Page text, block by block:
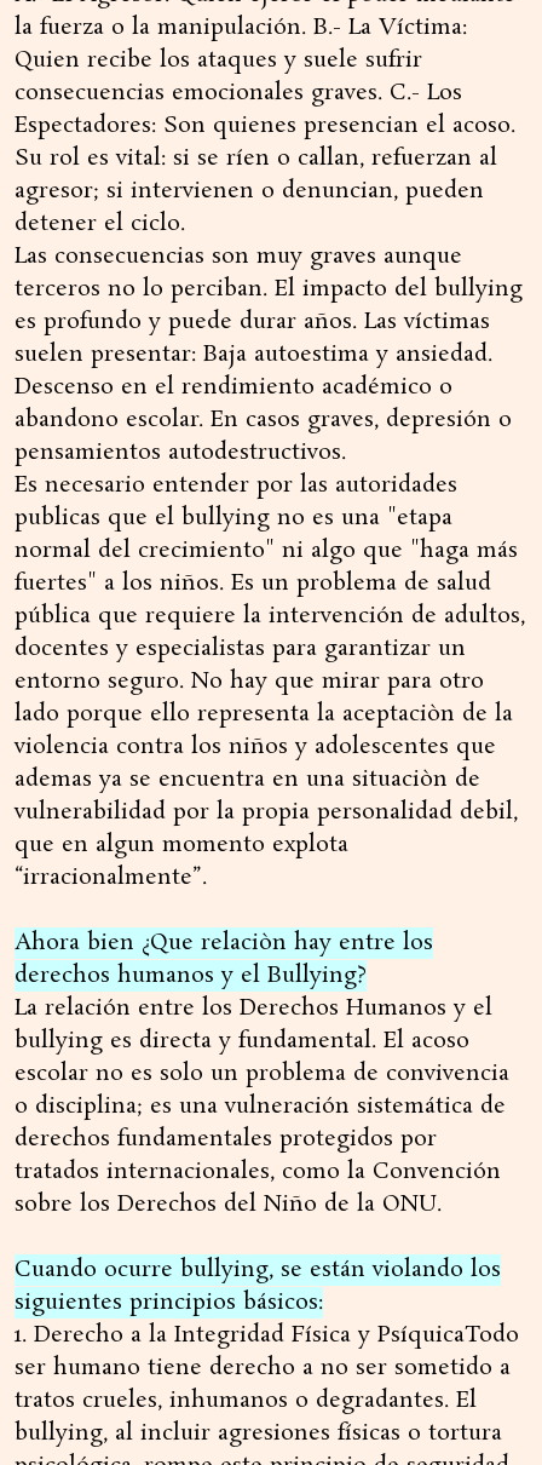
la fuerza o la manipulación. B.- La Víctima:
Quien recibe los ataques y suele sufrir
consecuencias emocionales graves. C.- Los
Espectadores: Son quienes presencian el acoso.
Su rol es vital: si se ríen o callan, refuerzan al
agresor; si intervienen o denuncian, pueden
detener el ciclo.
Las consecuencias son muy graves aunque
terceros no lo perciban. El impacto del bullying
es profundo y puede durar años. Las víctimas
suelen presentar: Baja autoestima y ansiedad.
Descenso en el rendimiento académico o
abandono escolar. En casos graves, depresión o
pensamientos autodestructivos.
Es necesario entender por las autoridades
publicas que el bullying no es una "etapa
normal del crecimiento" ni algo que "haga más
fuertes" a los niños. Es un problema de salud
pública que requiere la intervención de adultos,
docentes y especialistas para garantizar un
entorno seguro. No hay que mirar para otro
lado porque ello representa la aceptaciòn de la
violencia contra los niños y adolescentes que
ademas ya se encuentra en una situaciòn de
vulnerabilidad por la propia personalidad debil,
que en algun momento explota
“irracionalmente”.
Ahora bien ¿Que relaciòn hay entre los
derechos humanos y el Bullying?
La relación entre los Derechos Humanos y el
bullying es directa y fundamental. El acoso
escolar no es solo un problema de convivencia
o disciplina; es una vulneración sistemática de
derechos fundamentales protegidos por
tratados internacionales, como la Convención
sobre los Derechos del Niño de la ONU.
Cuando ocurre bullying, se están violando los
siguientes principios básicos:
1. Derecho a la Integridad Física y PsíquicaTodo
ser humano tiene derecho a no ser sometido a
tratos crueles, inhumanos o degradantes. El
bullying, al incluir agresiones físicas o tortura